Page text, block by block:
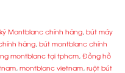
Montblanc chính hãng, bút máy
hãng, bút montblanc chính
montblanc tại tphcm, Đồng hồ
, montblanc vietnam, ruột bút